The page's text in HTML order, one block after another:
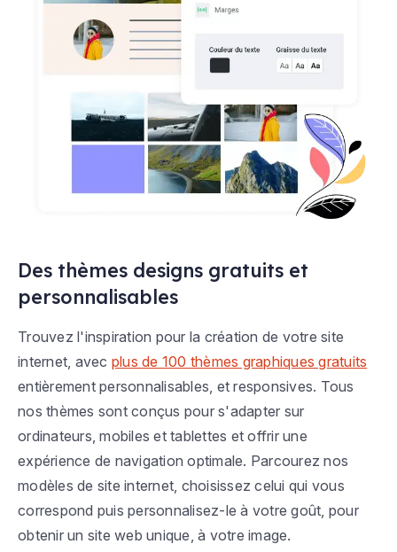
Des thèmes designs gratuits et
personnalisables
Trouvez l'inspiration pour la création de votre site
internet, avec plus de 100 thèmes graphiques gratuits
entièrement personnalisables, et responsives. Tous
nos thèmes sont conçus pour s'adapter sur
ordinateurs, mobiles et tablettes et offrir une
expérience de navigation optimale. Parcourez nos
modèles de site internet, choisissez celui qui vous
correspond puis personnalisez-le à votre goût, pour
obtenir un site web unique, à votre image.